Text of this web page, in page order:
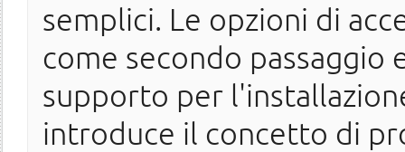
semplici. Le opzioni di
come secondo
supporto per
introduce il concetto di